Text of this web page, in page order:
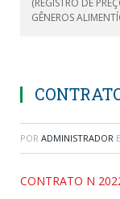
(REGISTRO DE
GÊNEROS
POR ADMINISTRADOR
CONTRATO N